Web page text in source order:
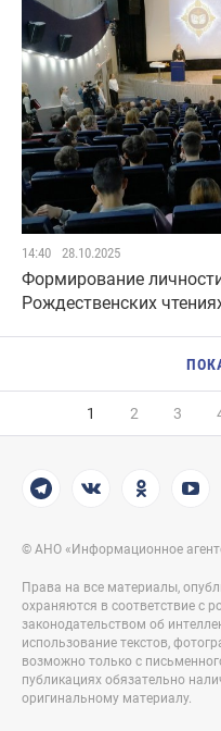
14:40 28.10.2025
Формирование
Рождественских
1 2 3
© АНО «Информационное
Права на все материалы,
охраняются в соответствие с
законодательством об
использование текстов,
возможно только с
публикациях обязательно
оригинальному материалу.